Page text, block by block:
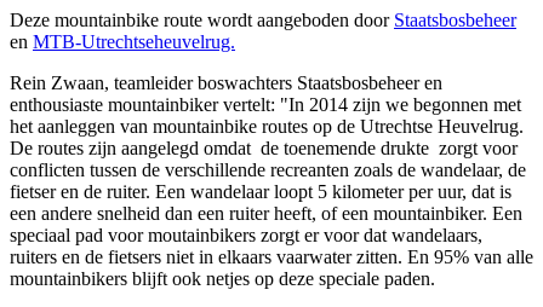
Deze mountainbike route wordt aangeboden door Staatsbosbeheer
en MTB-Utrechtseheuvelrug.
Rein Zwaan, teamleider boswachters Staatsbosbeheer en
enthousiaste mountainbiker vertelt: "In 2014 zijn we begonnen met
het aanleggen van mountainbike routes op de Utrechtse Heuvelrug.
De routes zijn aangelegd omdat de toenemende drukte zorgt voor
conflicten tussen de verschillende recreanten zoals de wandelaar, de
fietser en de ruiter. Een wandelaar loopt 5 kilometer per uur, dat is
een andere snelheid dan een ruiter heeft, of een mountainbiker. Een
speciaal pad voor moutainbikers zorgt er voor dat wandelaars,
ruiters en de fietsers niet in elkaars vaarwater zitten. En 95% van alle
mountainbikers blijft ook netjes op deze speciale paden.